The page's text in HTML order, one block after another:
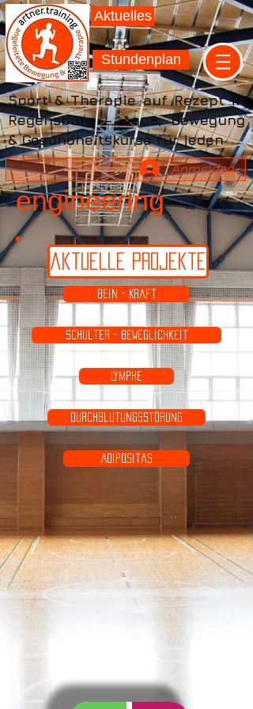
Aktuelles
Stundenplan
Sport & Therapie auf Rezept in
Regensburg – Aqua, Bewegung
& Gesundheitskurse für jeden
Anmelden
engineering
aktuelle Projekte
Bein - Kraft
Schulter - Beweglichkeit
Lymphe
Durchblutungsstörung
Adipositas